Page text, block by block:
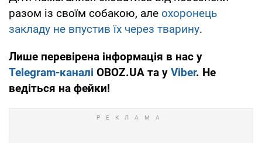
разом із своїм собакою, але охоронець
закладу не впустив їх через тварину.
Лише перевірена інформація в нас у
Telegram-каналі OBOZ.UA та у Viber. Не
ведіться на фейки!